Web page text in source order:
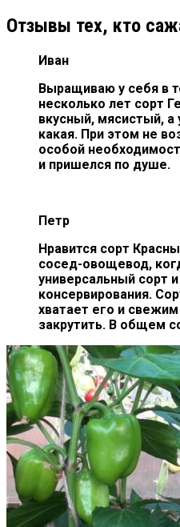
Отзывы тех, кто
Иван
Выращиваю у себя в
несколько лет сорт
вкусный, мясистый, а
какая. При этом не
особой
и пришелся по душе.
Петр
Нравится сорт
сосед-овощевод,
универсальный сорт
консервирования.
хватает его и
закрутить. В общем